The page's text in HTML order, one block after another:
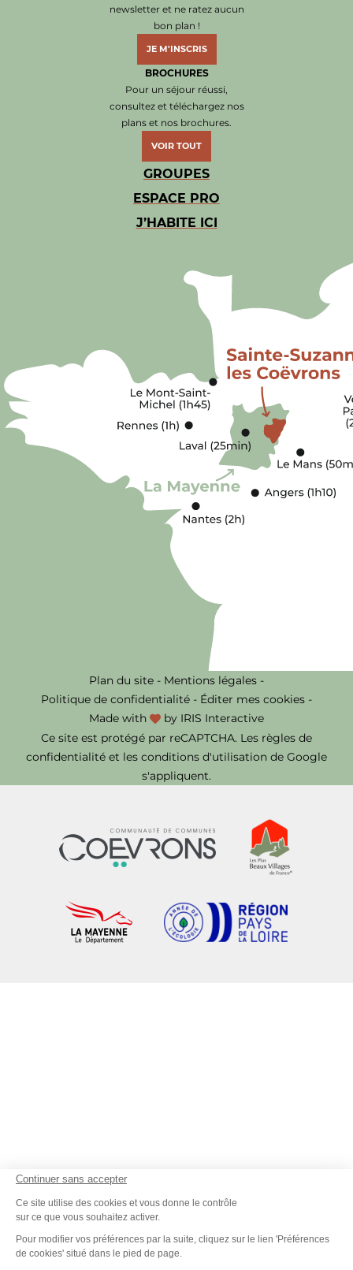
Continuer sans accepter
Ce site utilise des cookies et vous donne le contrôle
sur ce que vous souhaitez activer.
Pour modifier vos préférences par la suite, cliquez sur le lien 'Préférences
de cookies' situé dans le pied de page.
newsletter et ne ratez aucun
bon plan !
JE M'INSCRIS
BROCHURES
Pour un séjour réussi,
consultez et téléchargez nos
plans et nos brochures.
VOIR TOUT
GROUPES
ESPACE PRO
J’HABITE ICI
Plan du site - Mentions légales -
Politique de confidentialité - Éditer mes cookies -
Made with
by IRIS Interactive
Ce site est protégé par reCAPTCHA. Les règles de
confidentialité et les conditions d'utilisation de Google
s'appliquent.